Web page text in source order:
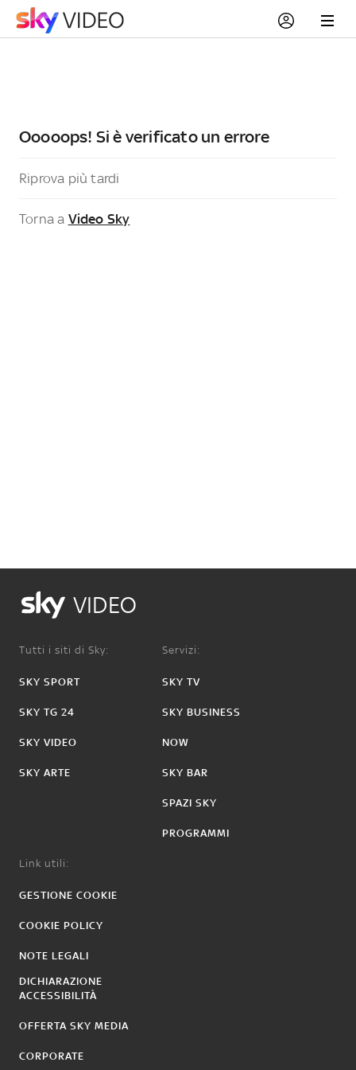
Ooooops! Si è verificato un errore
Riprova più tardi
Torna a Video Sky
VIDEO
Tutti i siti di Sky:
SKY SPORT
SKY TG 24
SKY VIDEO
SKY ARTE
Servizi:
SKY TV
SKY BUSINESS
NOW
SKY BAR
SPAZI SKY
PROGRAMMI
Link utili:
GESTIONE COOKIE
COOKIE POLICY
NOTE LEGALI
DICHIARAZIONE
ACCESSIBILITÀ
OFFERTA SKY MEDIA
CORPORATE